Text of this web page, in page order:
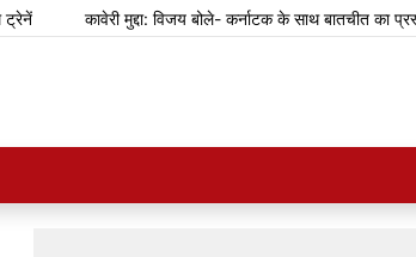
कावेरी मुद्दा: विजय बोले- कर्नाटक के साथ बातचीत का प्रस्ताव रखा था